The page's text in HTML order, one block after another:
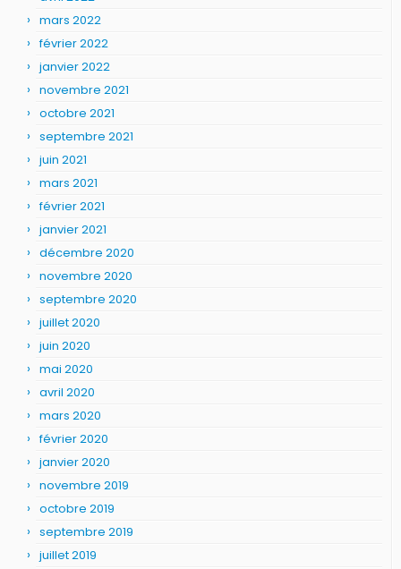
mars 2022
février 2022
janvier 2022
novembre 2021
octobre 2021
septembre 2021
juin 2021
mars 2021
février 2021
janvier 2021
décembre 2020
novembre 2020
septembre 2020
juillet 2020
juin 2020
mai 2020
avril 2020
mars 2020
février 2020
janvier 2020
novembre 2019
octobre 2019
septembre 2019
juillet 2019